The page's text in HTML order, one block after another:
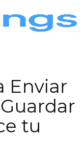
Enviar
tu